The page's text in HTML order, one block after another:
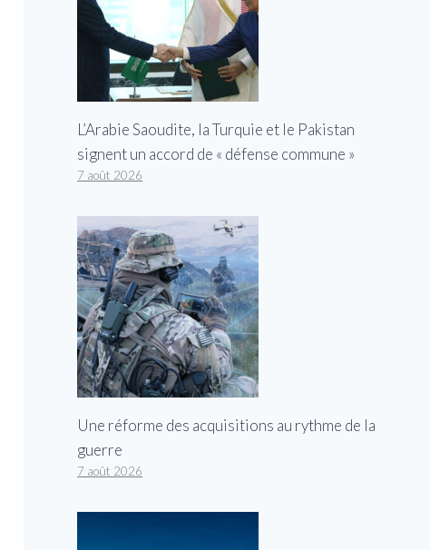
L’Arabie Saoudite, la Turquie et le Pakistan
signent un accord de « défense commune »
7 août 2026
Une réforme des acquisitions au rythme de la
guerre
7 août 2026